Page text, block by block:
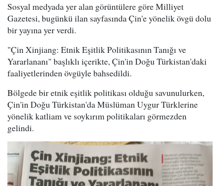
Sosyal medyada yer alan görüntülere göre Milliyet
Gazetesi, bugünkü ilan sayfasında Çin'e yönelik övgü dolu
bir yayına yer verdi.
"Çin Xinjiang: Etnik Eşitlik Politikasının Tanığı ve
Yararlananı" başlıklı içerikte, Çin'in Doğu Türkistan'daki
faaliyetlerinden övgüyle bahsedildi.
Bölgede bir etnik eşitlik politikası olduğu savunulurken,
Çin'in Doğu Türkistan'da Müslüman Uygur Türklerine
yönelik katliam ve soykırım politikaları görmezden
gelindi.